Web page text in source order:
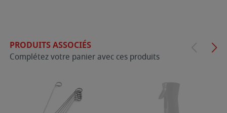
PRODUITS ASSOCIÉS
Complétez votre panier avec ces produits